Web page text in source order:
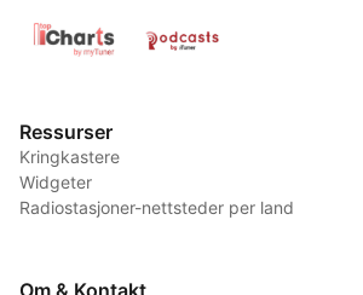
Ressurser
Kringkastere
Widgeter
Radiostasjoner-nettsteder per land